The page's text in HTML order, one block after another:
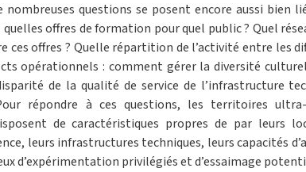
nombreuses questions se posent encore aussi bien
offres de formation pour quel public ? Quel
ces offres ? Quelle répartition de l’activité entre les
opérationnels : comment gérer la diversité
de la qualité de service de l’infrastructure
répondre à ces questions, les territoires
de caractéristiques propres de par leurs
leurs infrastructures techniques, leurs capacités
d’expérimentation privilégiés et d’essaimage